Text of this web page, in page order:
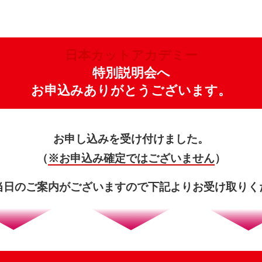
日本カットアカデミー
特別説明会へ
お申込みありがとうございます。
お申し込みを受け付けました。
（※お申込み確定ではございません）
日のご案内がございますので下記よりお受け取りく